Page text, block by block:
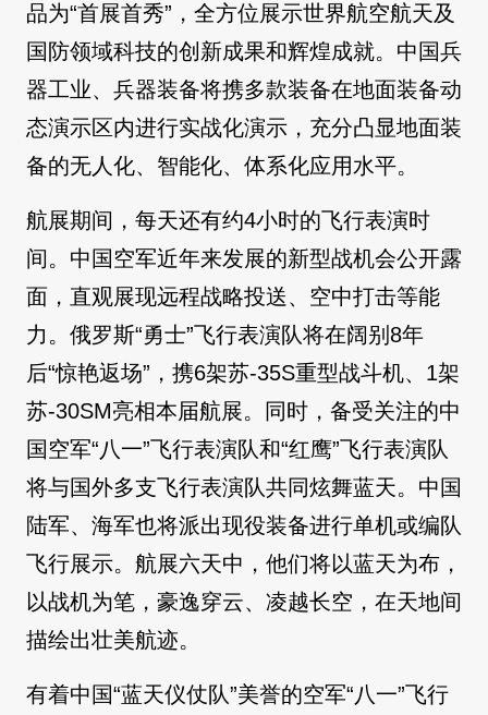
品为“首展首秀”，全方位展示世界航空航天及
国防领域科技的创新成果和辉煌成就。中国兵
器工业、兵器装备将携多款装备在地面装备动
态演示区内进行实战化演示，充分凸显地面装
备的无人化、智能化、体系化应用水平。
航展期间，每天还有约4小时的飞行表演时
间。中国空军近年来发展的新型战机会公开露
面，直观展现远程战略投送、空中打击等能
力。俄罗斯“勇士”飞行表演队将在阔别8年
后“惊艳返场”，携6架苏-35S重型战斗机、1架
苏-30SM亮相本届航展。同时，备受关注的中
国空军“八一”飞行表演队和“红鹰”飞行表演队
将与国外多支飞行表演队共同炫舞蓝天。中国
陆军、海军也将派出现役装备进行单机或编队
飞行展示。航展六天中，他们将以蓝天为布，
以战机为笔，豪逸穿云、凌越长空，在天地间
描绘出壮美航迹。
有着中国“蓝天仪仗队”美誉的空军“八一”飞行